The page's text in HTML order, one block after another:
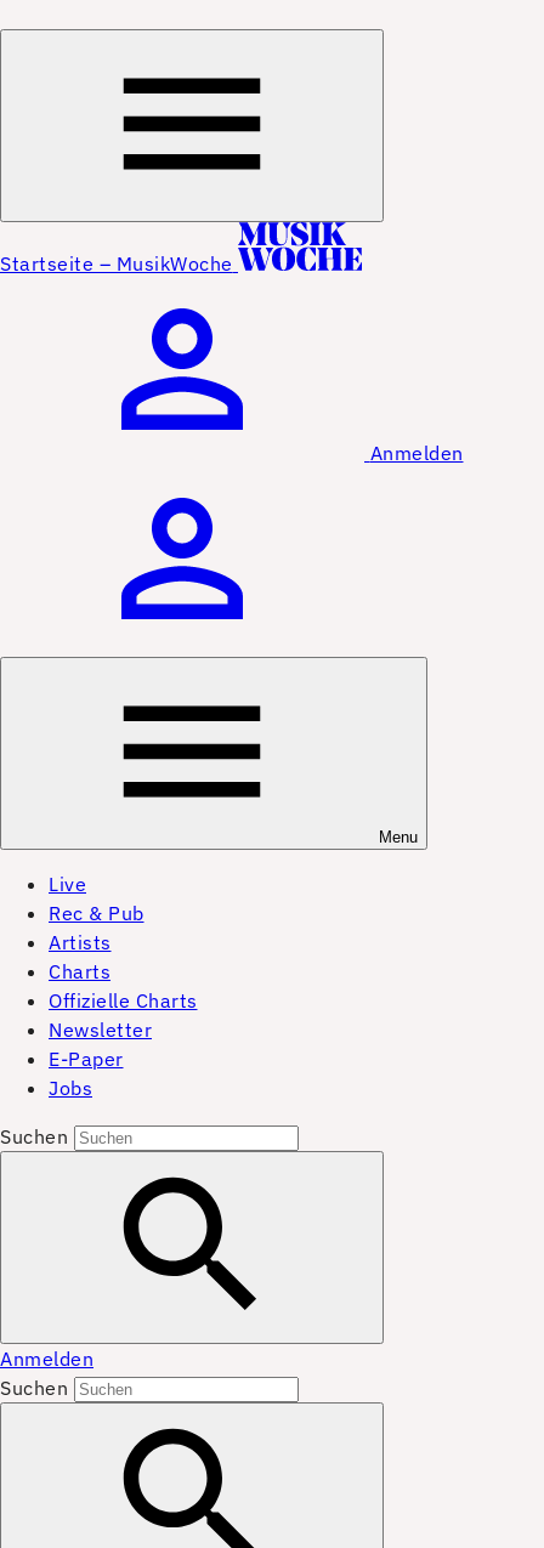
Startseite – MusikWoche
Anmelden
Menu
Live
Rec & Pub
Artists
Charts
Offizielle Charts
Newsletter
E-Paper
Jobs
Suchen
Anmelden
Suchen